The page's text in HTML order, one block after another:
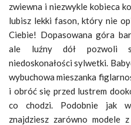
zwiewna i niezwykle kobieca
lubisz lekki fason, który nie
Ciebie! Dopasowana góra
ale luźny dół pozwoli
niedoskonałości sylwetki.
wybuchowa mieszanka
i obróć się przed lustrem
co chodzi. Podobnie jak
znajdziesz zarówno modele